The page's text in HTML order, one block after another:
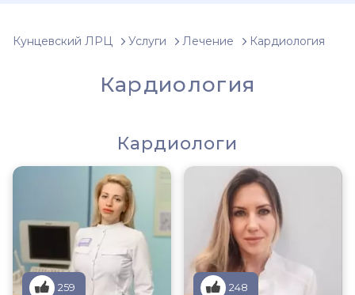
Кунцевский ЛРЦ Услуги Лечение Кардиология
Кардиология
Кардиологи
259 248